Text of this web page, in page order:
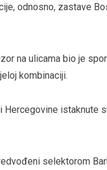
odnosno, zastave
na ulicama bio je
kombinaciji.
Hercegovine istaknute
selektorom